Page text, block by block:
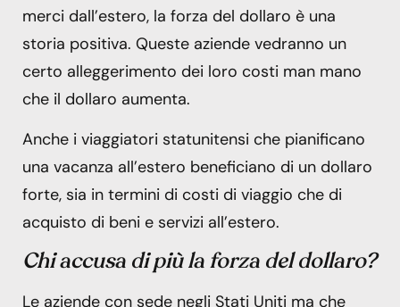
merci dall’estero, la forza del dollaro è una
storia positiva. Queste aziende vedranno un
certo alleggerimento dei loro costi man mano
che il dollaro aumenta.
Anche i viaggiatori statunitensi che pianificano
una vacanza all’estero beneficiano di un dollaro
forte, sia in termini di costi di viaggio che di
acquisto di beni e servizi all’estero.
Chi accusa di più la forza del dollaro?
Le aziende con sede negli Stati Uniti ma che